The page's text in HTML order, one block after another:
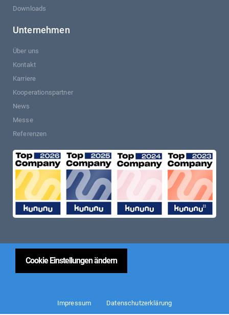
Downloads
Unternehmen
Über uns
Kontakt
Karriere
Kooperationspartner
News
Messe
Referenzen
Cookie Einstellungen ändern
Impressum Datenschutzerklärung